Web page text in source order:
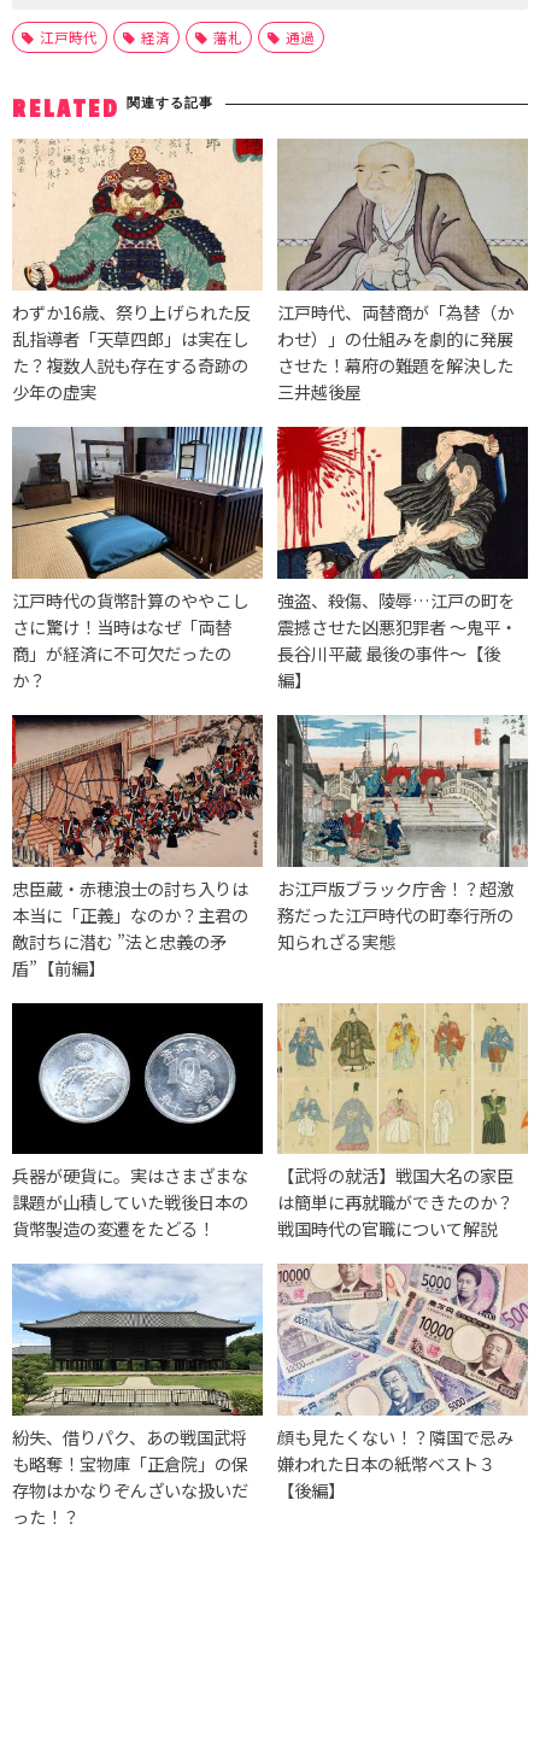
江戸時代 経済 藩札 通過
RELATED 関連する記事
わずか16歳、祭り上げられた反
乱指導者「天草四郎」は実在し
た？複数人説も存在する奇跡の
少年の虚実
江戸時代、両替商が「為替（か
わせ）」の仕組みを劇的に発展
させた！幕府の難題を解決した
三井越後屋
江戸時代の貨幣計算のややこし
さに驚け！当時はなぜ「両替
商」が経済に不可欠だったの
か？
強盗、殺傷、陵辱…江戸の町を
震撼させた凶悪犯罪者 ～鬼平・
長谷川平蔵 最後の事件～【後
編】
忠臣蔵・赤穂浪士の討ち入りは
本当に「正義」なのか？主君の
敵討ちに潜む ”法と忠義の矛
盾”【前編】
お江戸版ブラック庁舎！？超激
務だった江戸時代の町奉行所の
知られざる実態
兵器が硬貨に。実はさまざまな
課題が山積していた戦後日本の
貨幣製造の変遷をたどる！
【武将の就活】戦国大名の家臣
は簡単に再就職ができたのか？
戦国時代の官職について解説
紛失、借りパク、あの戦国武将
も略奪！宝物庫「正倉院」の保
存物はかなりぞんざいな扱いだ
った！？
顔も見たくない！？隣国で忌み
嫌われた日本の紙幣ベスト３
【後編】